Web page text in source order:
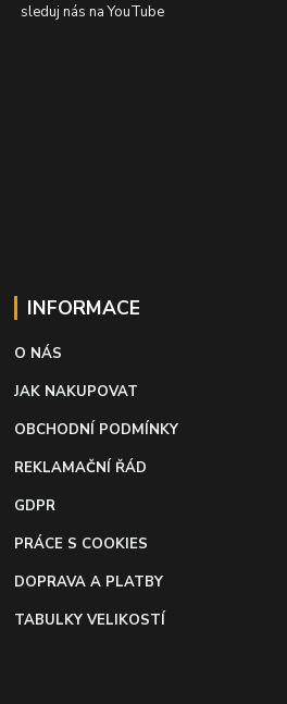
sleduj nás na YouTube
INFORMACE
O NÁS
JAK NAKUPOVAT
OBCHODNÍ PODMÍNKY
REKLAMAČNÍ ŘÁD
GDPR
PRÁCE S COOKIES
DOPRAVA A PLATBY
TABULKY VELIKOSTÍ